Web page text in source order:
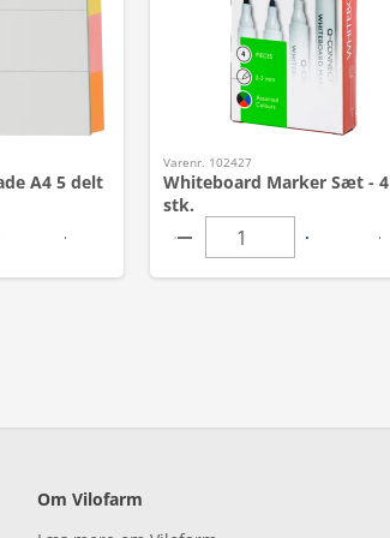
A4 5 delt
Varenr. 102427
Whiteboard Marker Sæt - 4
stk.
Om Vilofarm